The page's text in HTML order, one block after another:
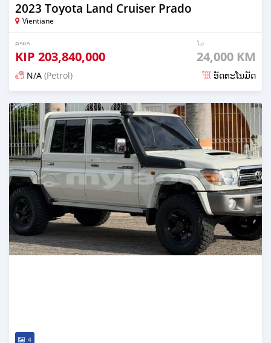
2023 Toyota Land Cruiser Prado
Vientiane
ລາຄາ
KIP 203,840,000
ໄມ
24,000 KM
N/A (Petrol) ອັດຕະໂນມັດ
ໂພດ 16 ມື້ ກ່ອນ ໜ້າ ນີ້
4